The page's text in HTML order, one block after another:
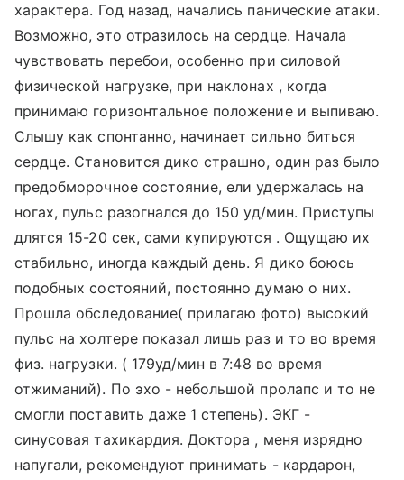
характера. Год назад, начались панические атаки.
Возможно, это отразилось на сердце. Начала
чувствовать перебои, особенно при силовой
физической нагрузке, при наклонах , когда
принимаю горизонтальное положение и выпиваю.
Слышу как спонтанно, начинает сильно биться
сердце. Становится дико страшно, один раз было
предобморочное состояние, ели удержалась на
ногах, пульс разогнался до 150 уд/мин. Приступы
длятся 15-20 сек, сами купируются . Ощущаю их
стабильно, иногда каждый день. Я дико боюсь
подобных состояний, постоянно думаю о них.
Прошла обследование( прилагаю фото) высокий
пульс на холтере показал лишь раз и то во время
физ. нагрузки. ( 179уд/мин в 7:48 во время
отжиманий). По эхо - небольшой пролапс и то не
смогли поставить даже 1 степень). ЭКГ -
синусовая тахикардия. Доктора , меня изрядно
напугали, рекомендуют принимать - кардарон,